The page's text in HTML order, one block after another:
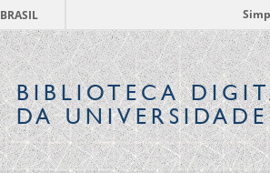
BRASIL
BIBLIOTECA
DA